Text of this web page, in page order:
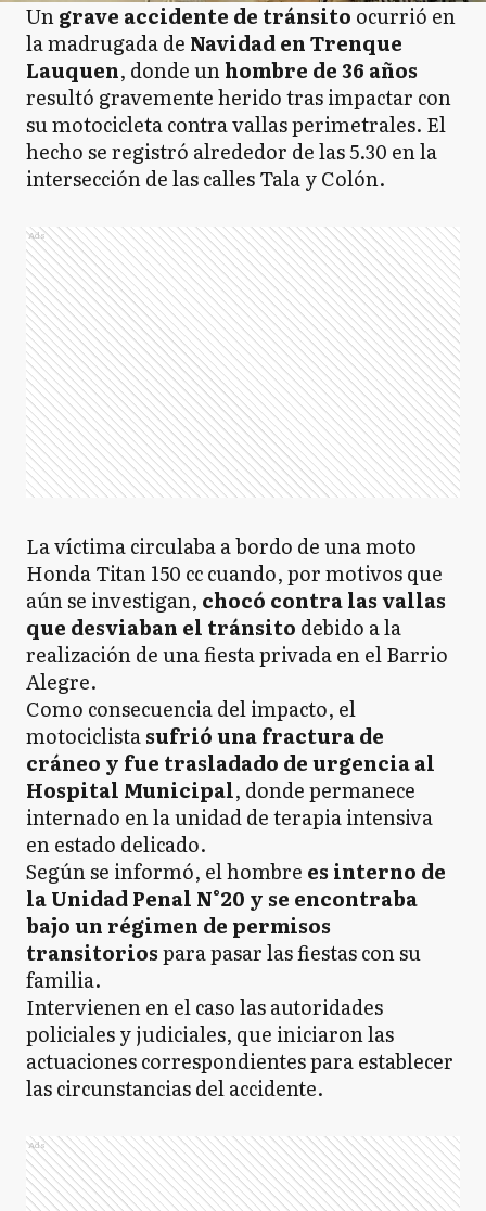
Ungrave accidente de tránsito ocurrió en
la madrugada de Navidad en Trenque
Lauquen, donde unhombre de 36 años
resultó gravemente herido tras impactar con
su motocicleta contra vallas perimetrales. El
hecho se registró alrededor de las 5.30 en la
intersección de las calles Tala y Colón.
Ads
La víctima circulaba a bordo de una moto
Honda Titan 150 cc cuando, por motivos que
aún se investigan, chocó contra las vallas
que desviaban el tránsito debido a la
realización de una fiesta privada en el Barrio
Alegre.
Como consecuencia del impacto, el
motociclistasufrió una fractura de
cráneo y fue trasladado de urgencia al
Hospital Municipal, donde permanece
internado en la unidad de terapia intensiva
en estado delicado.
Según se informó, el hombre es interno de
la Unidad Penal N°20 y se encontraba
bajo un régimen de permisos
transitoriospara pasar las fiestas con su
familia.
Intervienen en el caso las autoridades
policiales y judiciales, que iniciaron las
actuaciones correspondientes para establecer
las circunstancias del accidente.
Ads